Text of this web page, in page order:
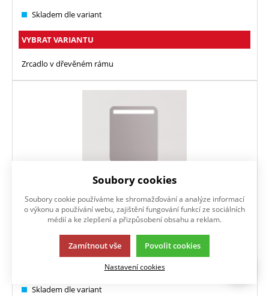
Skladem dle variant
VYBRAT VARIANTU
Zrcadlo v dřevěném rámu
LUNA ROUNDED
Skladem dle variant
Soubory cookies
Soubory cookie používáme ke shromažďování a analýze informací
o výkonu a používání webu, zajištění fungování funkcí ze sociálních
médií a ke zlepšení a přizpůsobení obsahu a reklam.
Zamítnout vše Povolit cookies
Nastavení cookies